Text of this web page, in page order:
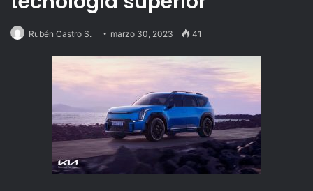
Rubén Castro S. marzo 30, 2023 41